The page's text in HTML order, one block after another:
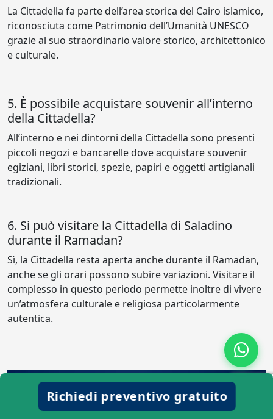
La Cittadella fa parte dell’area storica del Cairo islamico,
riconosciuta come Patrimonio dell’Umanità UNESCO
grazie al suo straordinario valore storico, architettonico
e culturale.
5. È possibile acquistare souvenir all’interno
della Cittadella?
All’interno e nei dintorni della Cittadella sono presenti
piccoli negozi e bancarelle dove acquistare souvenir
egiziani, libri storici, spezie, papiri e oggetti artigianali
tradizionali.
6. Si può visitare la Cittadella di Saladino
durante il Ramadan?
Sì, la Cittadella resta aperta anche durante il Ramadan,
anche se gli orari possono subire variazioni. Visitare il
complesso in questo periodo permette inoltre di vivere
un’atmosfera culturale e religiosa particolarmente
autentica.
Richiedi preventivo gratuito